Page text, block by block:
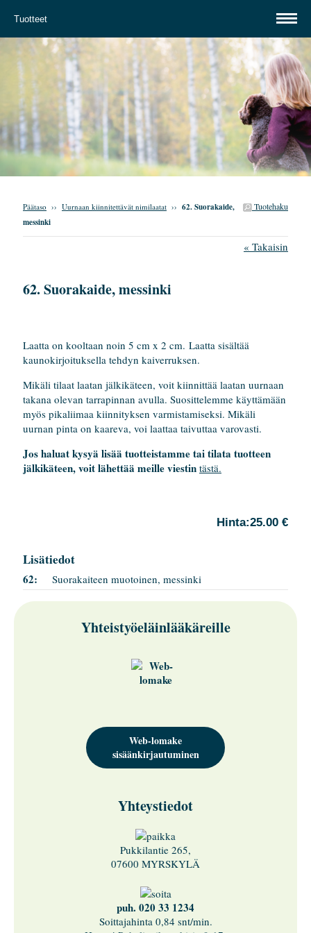
Tuotteet
Tuotehaku
Päätaso ›› Uurnaan kiinnitettävät nimilaatat ›› 62. Suorakaide,
messinki
« Takaisin
62. Suorakaide, messinki
Laatta on kooltaan noin 5 cm x 2 cm. Laatta sisältää
kaunokirjoituksella tehdyn kaiverruksen.
Mikäli tilaat laatan jälkikäteen, voit kiinnittää laatan uurnaan
takana olevan tarrapinnan avulla. Suosittelemme käyttämään
myös pikaliimaa kiinnityksen varmistamiseksi. Mikäli
uurnan pinta on kaareva, voi laattaa taivuttaa varovasti.
Jos haluat kysyä lisää tuotteistamme tai tilata tuotteen
jälkikäteen, voit lähettää meille viestin tästä.
Hinta:25.00 €
Lisätiedot
62: Suorakaiteen muotoinen, messinki
Yhteistyöeläinlääkäreille
Web-lomake
sisäänkirjautuminen
Yhteystiedot
Pukkilantie 265,
07600 MYRSKYLÄ
puh. 020 33 1234
Soittajahinta 0,84 snt/min.